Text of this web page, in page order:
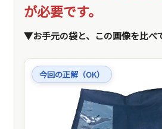
が必要です。
▼お手元の袋と、この画像を比べ
今回の正解（OK）